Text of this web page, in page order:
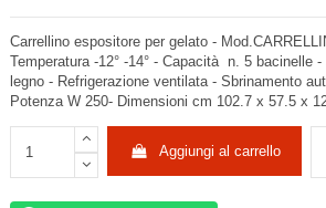
Carrellino espositore per gelato -
Temperatura -12° -14° - Capacità n. 5 bacinelle
legno - Refrigerazione ventilata - Sbrinamento
Potenza W 250- Dimensioni cm 102.7 x 57.5 x
Aggiungi al carrello